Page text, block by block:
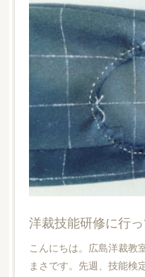
こんにちは。広島洋裁教
まさです。先週、技能検